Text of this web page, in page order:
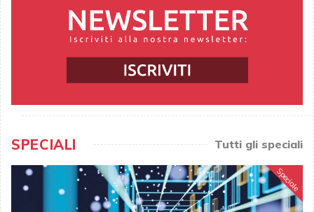
SPECIALI Tutti gli speciali
Speciale